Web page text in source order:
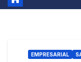
EMPRESARIAL